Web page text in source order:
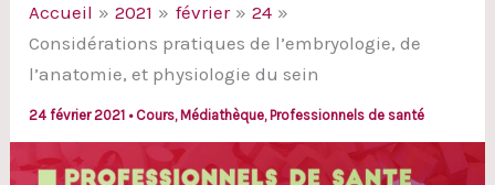
Accueil 2021 février
24
Considérations pratiques de l’embryologie, de
l’anatomie, et physiologie du sein
24 février 2021 • Cours, Médiathèque, Professionnels de santé